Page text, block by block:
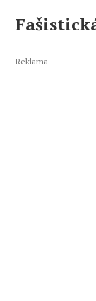
Reklama